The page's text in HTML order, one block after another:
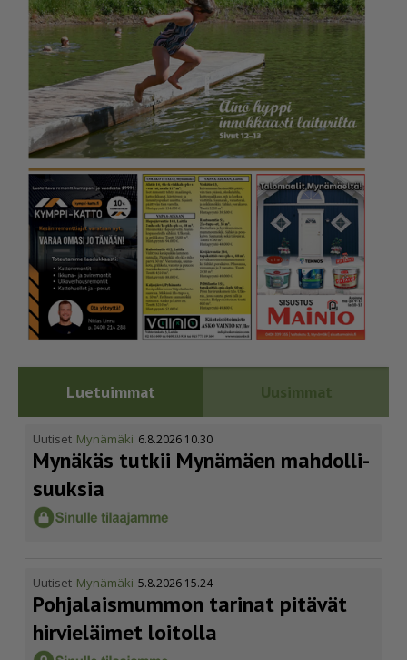
Luetuimmat Uusimmat
Uutiset Mynämäki 6.8.2026 10.30
Mynäkäs tutkii Mynämäen mahdol­li­
suuksia
Uutiset Mynämäki 5.8.2026 15.24
Pohja­lais­mummon tarinat pitävät
hirvieläimet loitolla